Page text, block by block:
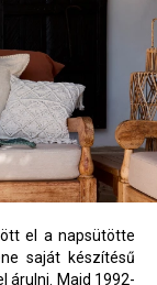
el a napsütötte
saját készítésű
árulni. Majd 1992-